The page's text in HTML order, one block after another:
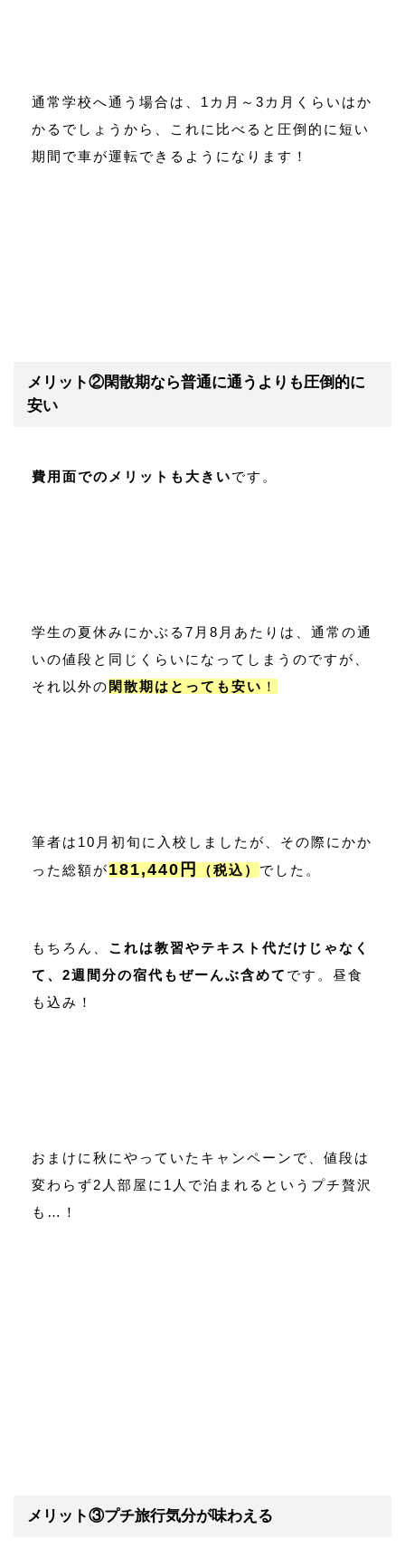
通常学校へ通う場合は、1カ月～3カ月くらいはか
かるでしょうから、これに比べると圧倒的に短い
期間で車が運転できるようになります！
メリット②閑散期なら普通に通うよりも圧倒的に
安い
費用面でのメリットも大きいです。
学生の夏休みにかぶる7月8月あたりは、通常の通
いの値段と同じくらいになってしまうのですが、
それ以外の 閑散期はとっても安い ！
筆者は10月初旬に入校しましたが、その際にかか
った総額が181,440円 （税込） でした。
もちろん、 これは教習やテキスト代だけじゃなく
て、2週間分の宿代もぜーんぶ含めて です。昼食
も込み！
おまけに秋にやっていたキャンペーンで、値段は
変わらず2人部屋に1人で泊まれるというプチ贅沢
も…！
メリット③プチ旅行気分が味わえる